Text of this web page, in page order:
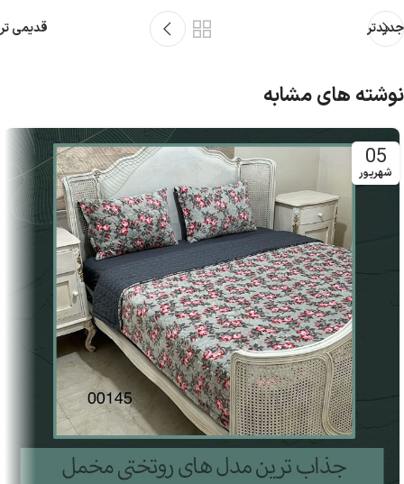
جدیدتر قدیمی تر
نوشته های مشابه
05
شهریور